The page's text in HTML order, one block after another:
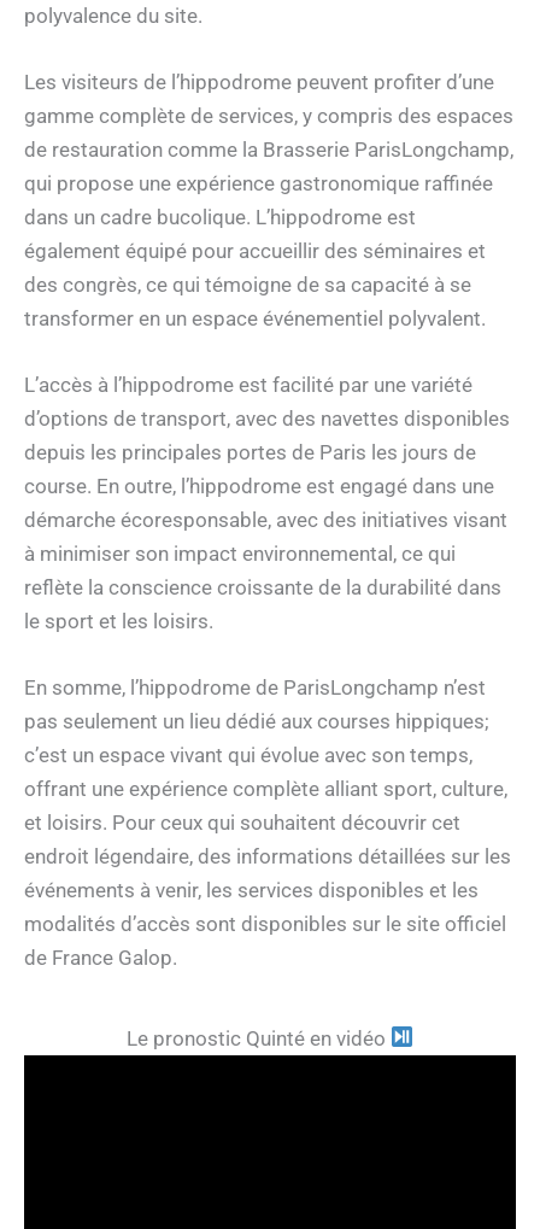
polyvalence du site.
Les visiteurs de l’hippodrome peuvent profiter d’une
gamme complète de services, y compris des espaces
de restauration comme la Brasserie ParisLongchamp,
qui propose une expérience gastronomique raffinée
dans un cadre bucolique. L’hippodrome est
également équipé pour accueillir des séminaires et
des congrès, ce qui témoigne de sa capacité à se
transformer en un espace événementiel polyvalent.
L’accès à l’hippodrome est facilité par une variété
d’options de transport, avec des navettes disponibles
depuis les principales portes de Paris les jours de
course. En outre, l’hippodrome est engagé dans une
démarche écoresponsable, avec des initiatives visant
à minimiser son impact environnemental, ce qui
reflète la conscience croissante de la durabilité dans
le sport et les loisirs.
En somme, l’hippodrome de ParisLongchamp n’est
pas seulement un lieu dédié aux courses hippiques;
c’est un espace vivant qui évolue avec son temps,
offrant une expérience complète alliant sport, culture,
et loisirs. Pour ceux qui souhaitent découvrir cet
endroit légendaire, des informations détaillées sur les
événements à venir, les services disponibles et les
modalités d’accès sont disponibles sur le site officiel
de France Galop.
Le pronostic Quinté en vidéo